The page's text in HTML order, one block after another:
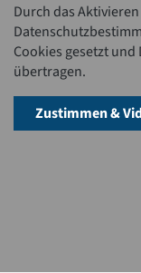
Durch das
Cookies gesetzt und
übertragen.